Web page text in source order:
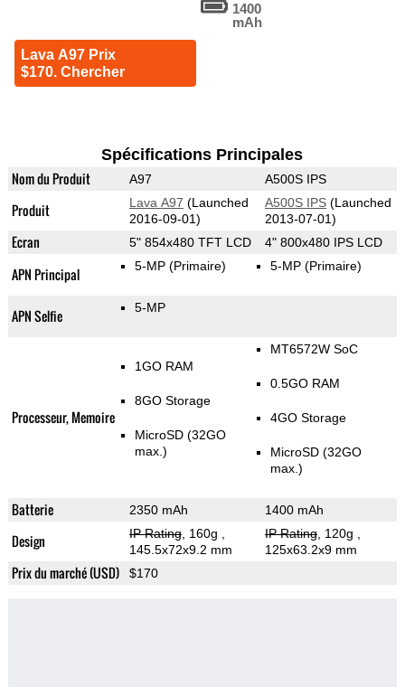
Lava A97 Prix
$170. Chercher
1400
mAh
Spécifications Principales
Nom du Produit A97 A500S IPS
Produit Lava A97 (Launched
2016-09-01)
A500S IPS(Launched
2013-07-01)
Ecran 5" 854x480 TFT LCD 4" 800x480 IPS LCD
APN Principal 5-MP (Primaire) 5-MP (Primaire)
APN Selfie 5-MP
Processeur, Memoire
1GO RAM
8GO Storage
MicroSD (32GO
max.)
MT6572W SoC
0.5GO RAM
4GO Storage
MicroSD (32GO
max.)
Batterie 2350 mAh 1400 mAh
Design IP Rating, 160g
145.5x72x9.2 mm
IP Rating, 120g
125x63.2x9 mm
Prix du marché (USD) $170